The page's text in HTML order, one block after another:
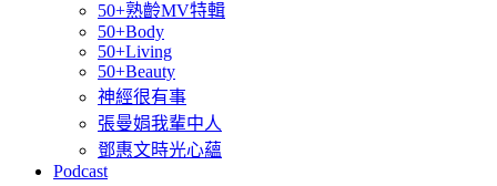
50+熟齡MV特輯
50+Body
50+Living
50+Beauty
神經很有事
張曼娟我輩中人
鄧惠文時光心蘊
Podcast